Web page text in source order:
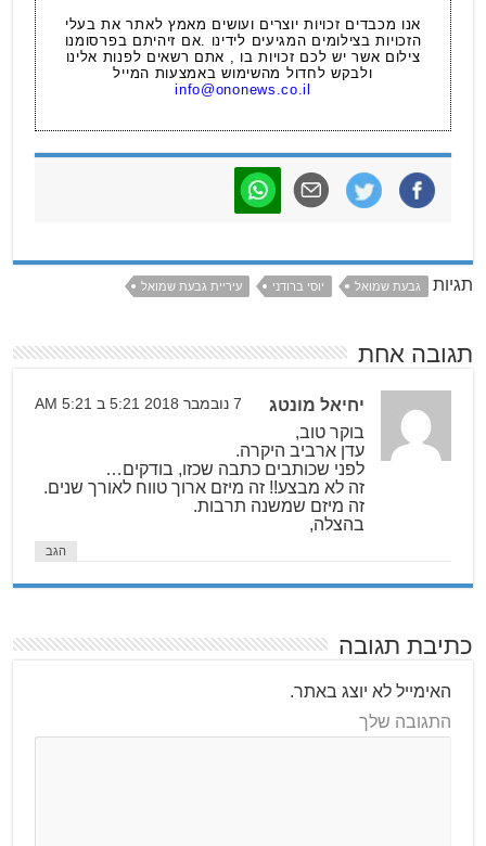
אנו מכבדים זכויות יוצרים ועושים מאמץ לאתר את בעלי
הזכויות בצילומים המגיעים לידינו .אם זיהיתם בפרסומנו
צילום אשר יש לכם זכויות בו , אתם רשאים לפנות אלינו
ולבקש לחדול מהשימוש באמצעות המייל
info@ononews.co.il
תגיות גבעת שמואל יוסי ברודני עיריית גבעת שמואל
תגובה אחת
יחיאל מונטג 7 נובמבר 2018 5:21 ב 5:21 AM
בוקר טוב,
עדן ארביב היקרה.
לפני שכותבים כתבה שכזו, בודקים…
זה לא מבצע!! זה מיזם ארוך טווח לאורך שנים.
זה מיזם שמשנה תרבות.
בהצלה,
הגב
כתיבת תגובה
האימייל לא יוצג באתר.
התגובה שלך